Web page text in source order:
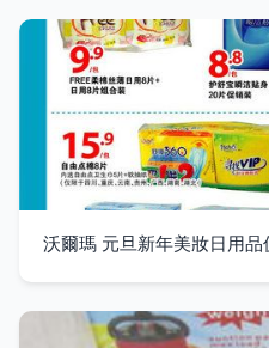
沃爾瑪 元旦新年美妝日用品